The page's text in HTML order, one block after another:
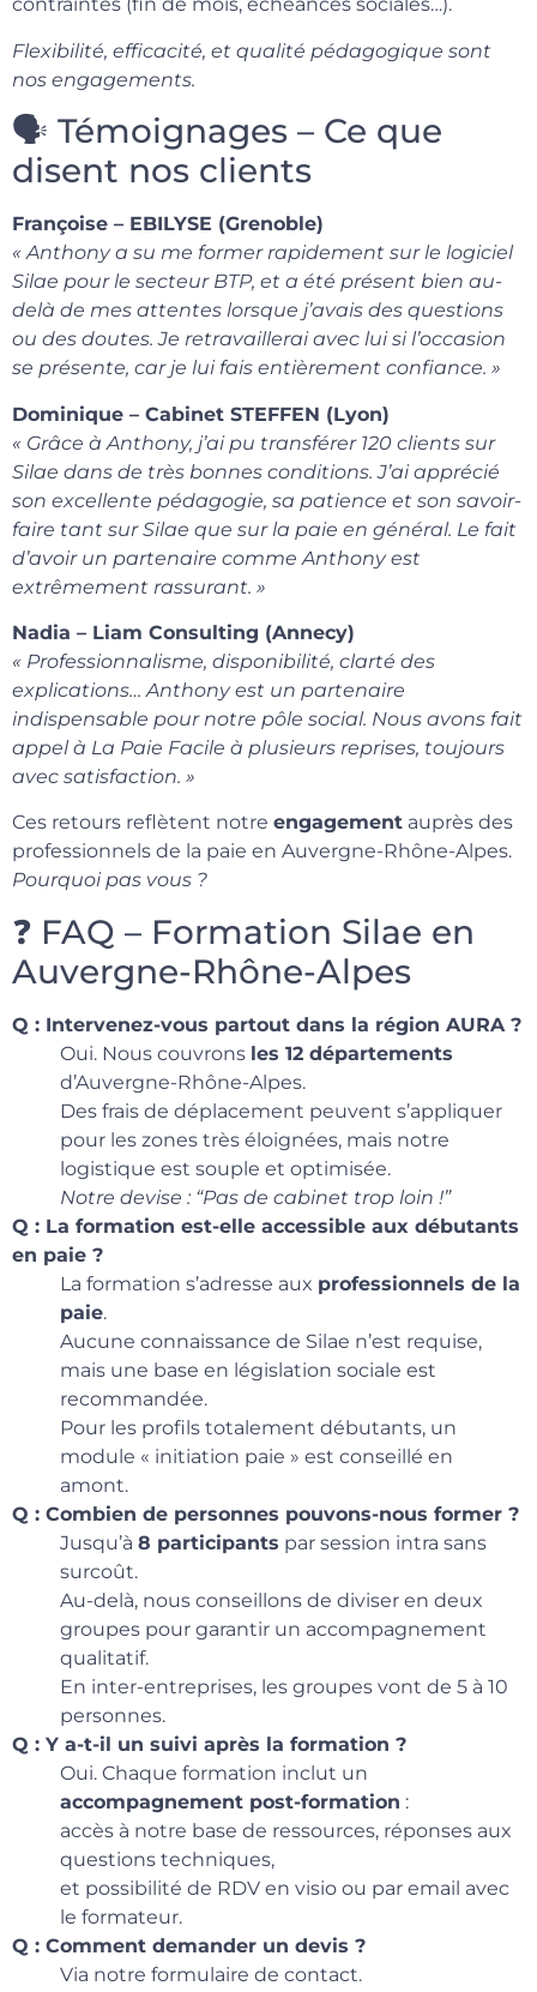
contraintes (fin de mois, échéances sociales…).
Flexibilité, efficacité, et qualité pédagogique sont
nos engagements.
🗣 Témoignages – Ce que
disent nos clients
Françoise – EBILYSE (Grenoble)
« Anthony a su me former rapidement sur le logiciel
Silae pour le secteur BTP, et a été présent bien au-
delà de mes attentes lorsque j’avais des questions
ou des doutes. Je retravaillerai avec lui si l’occasion
se présente, car je lui fais entièrement confiance. »
Dominique – Cabinet STEFFEN (Lyon)
« Grâce à Anthony, j’ai pu transférer 120 clients sur
Silae dans de très bonnes conditions. J’ai apprécié
son excellente pédagogie, sa patience et son savoir-
faire tant sur Silae que sur la paie en général. Le fait
d’avoir un partenaire comme Anthony est
extrêmement rassurant. »
Nadia – Liam Consulting (Annecy)
« Professionnalisme, disponibilité, clarté des
explications… Anthony est un partenaire
indispensable pour notre pôle social. Nous avons fait
appel à La Paie Facile à plusieurs reprises, toujours
avec satisfaction. »
Ces retours reflètent notre engagement auprès des
professionnels de la paie en Auvergne-Rhône-Alpes.
Pourquoi pas vous ?
❓ FAQ – Formation Silae en
Auvergne-Rhône-Alpes
Q : Intervenez-vous partout dans la région AURA ?
Oui. Nous couvrons les 12 départements
d’Auvergne-Rhône-Alpes.
Des frais de déplacement peuvent s’appliquer
pour les zones très éloignées, mais notre
logistique est souple et optimisée.
Notre devise : “Pas de cabinet trop loin !”
Q : La formation est-elle accessible aux débutants
en paie ?
La formation s’adresse aux professionnels de la
paie.
Aucune connaissance de Silae n’est requise,
mais une base en législation sociale est
recommandée.
Pour les profils totalement débutants, un
module « initiation paie » est conseillé en
amont.
Q : Combien de personnes pouvons-nous former ?
Jusqu’à 8 participants par session intra sans
surcoût.
Au-delà, nous conseillons de diviser en deux
groupes pour garantir un accompagnement
qualitatif.
En inter-entreprises, les groupes vont de 5 à 10
personnes.
Q : Y a-t-il un suivi après la formation ?
Oui. Chaque formation inclut un
accompagnement post-formation :
accès à notre base de ressources, réponses aux
questions techniques,
et possibilité de RDV en visio ou par email avec
le formateur.
Q : Comment demander un devis ?
Via notre formulaire de contact.